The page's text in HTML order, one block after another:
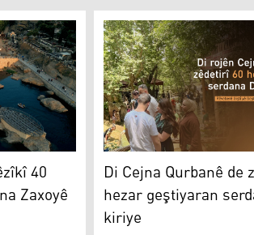
40
Zaxoyê
Di Cejna Qurbanê de
Di Cejna Qurbanê de
hezar geştiyaran
kiriye